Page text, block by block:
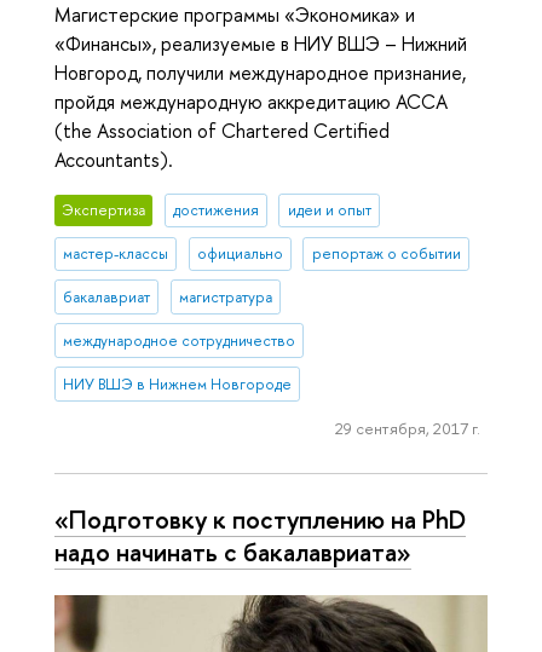
Магистерские программы «Экономика» и
«Финансы», реализуемые в НИУ ВШЭ – Нижний
Новгород, получили международное признание,
пройдя международную аккредитацию АССА
(the Association of Chartered Certified
Accountants).
Экспертиза достижения идеи и опыт
мастер-классы официально репортаж о событии
бакалавриат магистратура
международное сотрудничество
НИУ ВШЭ в Нижнем Новгороде
29 сентября, 2017 г.
«Подготовку к поступлению на PhD
надо начинать с бакалавриата»